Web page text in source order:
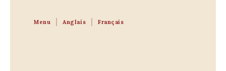
Menu Anglais Français